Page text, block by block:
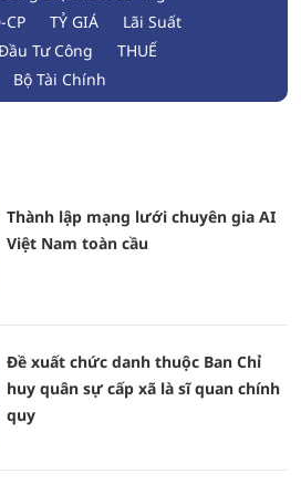
TỶ GIÁ
Lãi Suất
Tư Công
THUẾ
Bộ Tài Chính
Thành lập mạng lưới chuyên gia AI
Việt Nam toàn cầu
Đề xuất chức danh thuộc Ban Chỉ
huy quân sự cấp xã là sĩ quan chính
quy